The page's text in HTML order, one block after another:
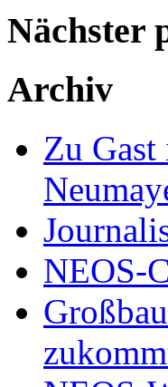
Nächster
Archiv
Zu
NEOS-